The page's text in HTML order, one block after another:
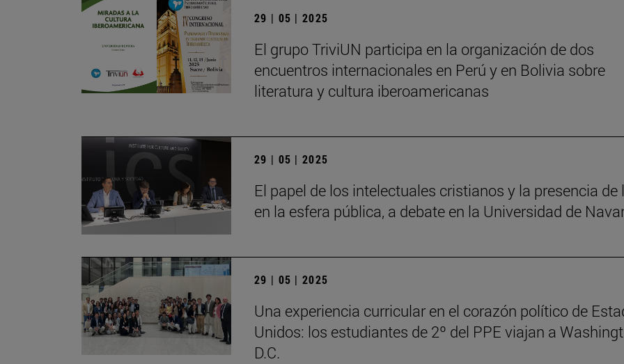
29 | 05 | 2025
El grupo TriviUN participa en la organización de dos
encuentros internacionales en Perú y en Bolivia sobre
literatura y cultura iberoamericanas
29 | 05 | 2025
El papel de los intelectuales cristianos y la presencia de
en la esfera pública, a debate en la Universidad de
29 | 05 | 2025
Una experiencia curricular en el corazón político de
Unidos: los estudiantes de 2º del PPE viajan a
D.C.